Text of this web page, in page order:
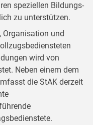
speziellen Bildungs-
zu unterstützen.
Organisation und
wird von
Neben einem dem
die StAK derzeit